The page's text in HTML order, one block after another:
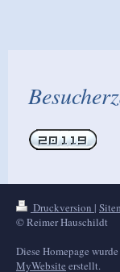
Druckversion |
© Reimer Hauschildt
Diese Homepage
MyWebsite erstellt.